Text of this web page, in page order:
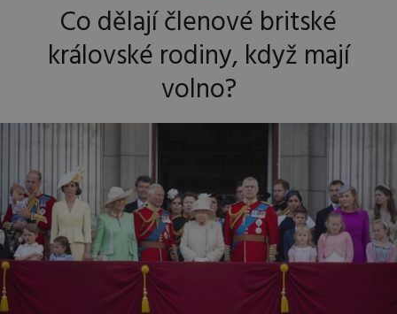
Co dělají členové britské
královské rodiny, když mají
volno?